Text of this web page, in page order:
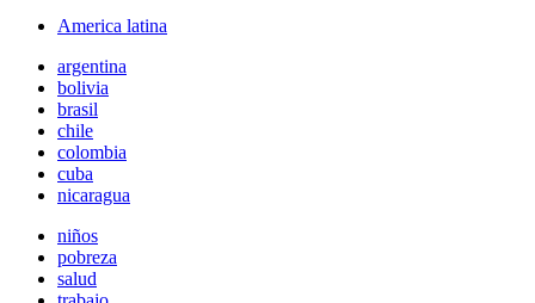
America latina
argentina
bolivia
brasil
chile
colombia
cuba
nicaragua
niños
pobreza
salud